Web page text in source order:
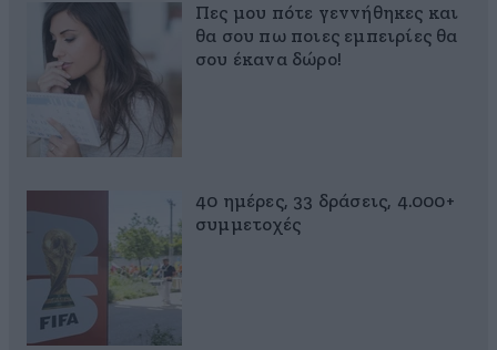
Πες μου πότε γεννήθηκες και
θα σου πω ποιες εμπειρίες θα
σου έκανα δώρο!
40 ημέρες, 33 δράσεις, 4.000+
συμμετοχές